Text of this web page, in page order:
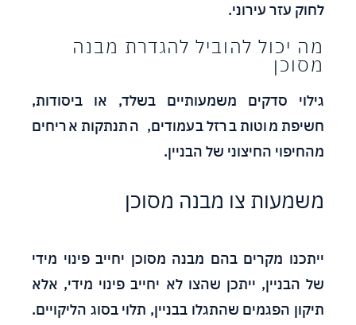
לחוק עזר עירוני.
מה יכול להוביל להגדרת מבנה
מסוכן
גילוי סדקים משמעותיים בשלד, או ביסודות,
חשיפת מוטות ברזל בעמודים, התנתקות אריחים
מהחיפוי החיצוני של הבניין.
משמעות צו מבנה מסוכן
ייתכנו מקרים בהם מבנה מסוכן יחייב פינוי מידי
של הבניין, ייתכן שהצו לא יחייב פינוי מידי, אלא
תיקון הפגמים שהתגלו בבניין, תלוי בסוג הליקויים.